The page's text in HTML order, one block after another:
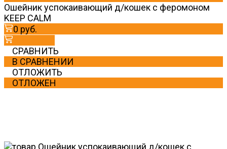
Ошейник успокаивающий д/кошек с феромоном
KEEP CALM
0 руб.
СРАВНИТЬ
В СРАВНЕНИИ
ОТЛОЖИТЬ
ОТЛОЖЕН